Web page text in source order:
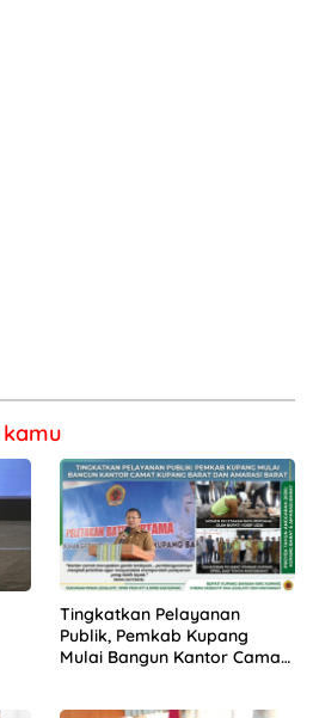
Tingkatkan Pelayanan
Publik, Pemkab Kupang
Mulai Bangun Kantor Camat